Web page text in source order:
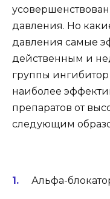
давления. Но
давления самые
действенным и
группы
наиболее
препаратов от
следующим
Альфа-